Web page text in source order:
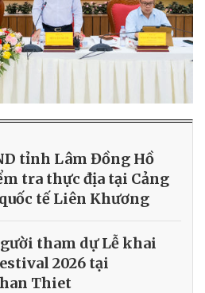
tỉnh Lâm Đồng Hồ
tra thực địa tại Cảng
tế Liên Khương
tham dự Lễ khai
2026 tại
Thiet